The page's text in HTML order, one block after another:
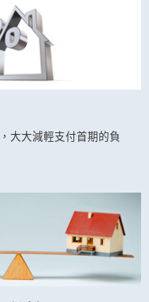
大大減輕支付首期的負